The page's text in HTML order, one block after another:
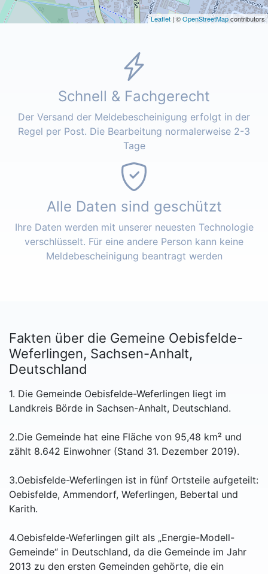
Leaflet| ©OpenStreetMapcontributors
Schnell & Fachgerecht
Der Versand der Meldebescheinigung erfolgt in der
Regel per Post. Die Bearbeitung normalerweise 2-3
Tage
Alle Daten sind geschützt
Ihre Daten werden mit unserer neuesten Technologie
verschlüsselt. Für eine andere Person kann keine
Meldebescheinigung beantragt werden
Fakten über die Gemeine Oebisfelde-
Weferlingen, Sachsen-Anhalt,
Deutschland
1. Die Gemeinde Oebisfelde-Weferlingen liegt im
Landkreis Börde in Sachsen-Anhalt, Deutschland.
2.Die Gemeinde hat eine Fläche von 95,48 km² und
zählt 8.642 Einwohner (Stand 31. Dezember 2019).
3.Oebisfelde-Weferlingen ist in fünf Ortsteile aufgeteilt:
Oebisfelde, Ammendorf, Weferlingen, Bebertal und
Karith.
4.Oebisfelde-Weferlingen gilt als „Energie-Modell-
Gemeinde“ in Deutschland, da die Gemeinde im Jahr
2013 zu den ersten Gemeinden gehörte, die ein